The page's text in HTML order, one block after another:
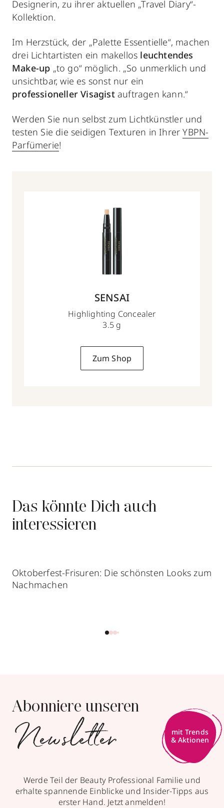
Designerin, zu ihrer aktuellen „Travel Diary“-
Kollektion.
Im Herzstück, der „Palette Essentielle“, machen
drei Lichtartisten ein makellos leuchtendes
Make-up „to go“ möglich. „So unmerklich und
unsichtbar, wie es sonst nur ein
professioneller Visagist auftragen kann.“
Werden Sie nun selbst zum Lichtkünstler und
testen Sie die seidigen Texturen in IhrerYBPN-
Parfümerie!
SENSAI
Highlighting Concealer
3.5 g
Zum Shop
Das könnte Dich auch
interessieren
Oktoberfest-Frisuren: Die schönsten Looks zum
Nachmachen
Abonniere unseren
Newsletter
Werde Teil der Beauty Professional Familie und
erhalte spannende Einblicke und Insider-Tipps aus
erster Hand. Jetzt anmelden!